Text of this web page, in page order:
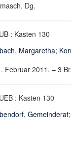
Dg.
: Kasten 130
Margaretha;
Februar 2011. – 3
: Kasten 130